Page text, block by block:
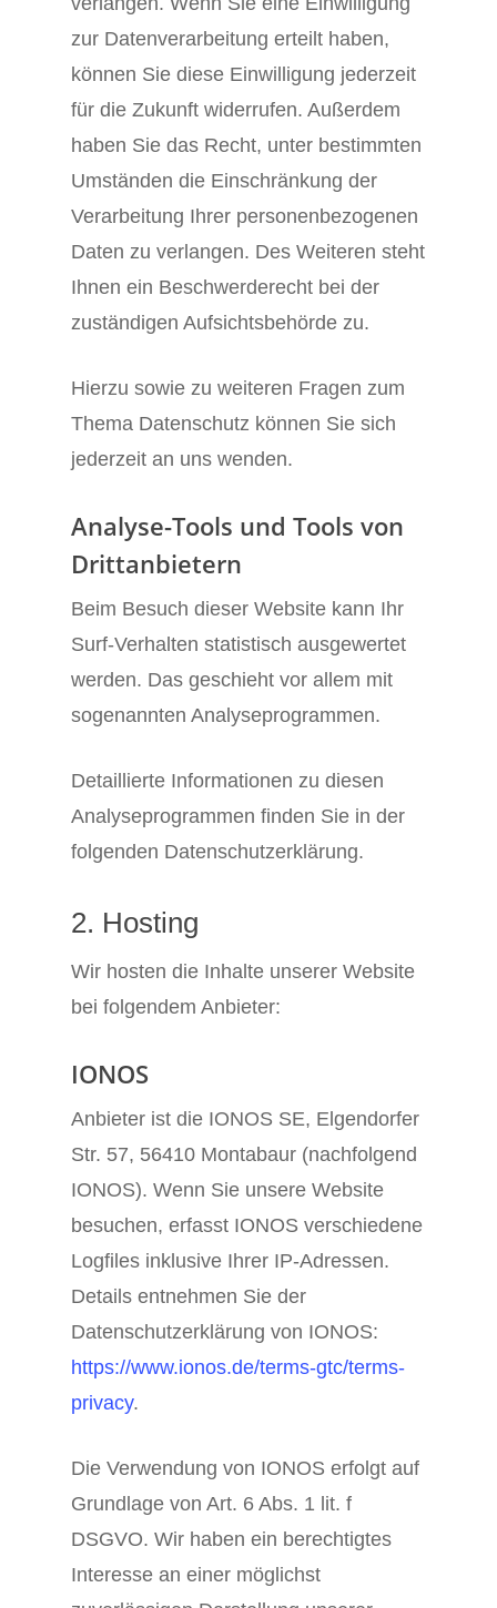
zur Datenverarbeitung erteilt haben,
können Sie diese Einwilligung jederzeit
für die Zukunft widerrufen. Außerdem
haben Sie das Recht, unter bestimmten
Umständen die Einschränkung der
Verarbeitung Ihrer personenbezogenen
Daten zu verlangen. Des Weiteren steht
Ihnen ein Beschwerderecht bei der
zuständigen Aufsichtsbehörde zu.
Hierzu sowie zu weiteren Fragen zum
Thema Datenschutz können Sie sich
jederzeit an uns wenden.
Analyse-Tools und Tools von
Dritt­anbietern
Beim Besuch dieser Website kann Ihr
Surf-Verhalten statistisch ausgewertet
werden. Das geschieht vor allem mit
sogenannten Analyseprogrammen.
Detaillierte Informationen zu diesen
Analyseprogrammen finden Sie in der
folgenden Datenschutzerklärung.
2. Hosting
Wir hosten die Inhalte unserer Website
bei folgendem Anbieter:
IONOS
Anbieter ist die IONOS SE, Elgendorfer
Str. 57, 56410 Montabaur (nachfolgend
IONOS). Wenn Sie unsere Website
besuchen, erfasst IONOS verschiedene
Logfiles inklusive Ihrer IP-Adressen.
Details entnehmen Sie der
Datenschutzerklärung von IONOS:
https://www.ionos.de/terms-gtc/terms-
privacy.
Die Verwendung von IONOS erfolgt auf
Grundlage von Art. 6 Abs. 1 lit. f
DSGVO. Wir haben ein berechtigtes
Interesse an einer möglichst